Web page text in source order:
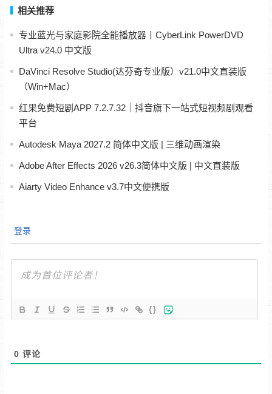
相关推荐
专业蓝光与家庭影院全能播放器丨CyberLink PowerDVD
Ultra v24.0 中文版
DaVinci Resolve Studio(达芬奇专业版）v21.0中文直装版
（Win+Mac）
红果免费短剧APP 7.2.7.32｜抖音旗下一站式短视频剧观看
平台
Autodesk Maya 2027.2 简体中文版 | 三维动画渲染
Adobe After Effects 2026 v26.3简体中文版 | 中文直装版
Aiarty Video Enhance v3.7中文便携版
登录
{}
0 评论